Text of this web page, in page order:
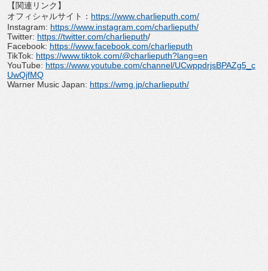
【関連リンク】
オフィシャルサイト： https://www.charlieputh.com/
Instagram: https://www. instagram.com/charlieputh/
Twitter: https://twitter.com/charlieputh/
Facebook: https://www.facebook.com/charlieputh
TikTok: https://www.tiktok. com/@charlieputh?lang=en
YouTube: https://www.youtube. com/channel/UCwppdrjsBPAZg5_ c
UwQjfMQ
Warner Music Japan: https://wmg.jp/charlieputh/